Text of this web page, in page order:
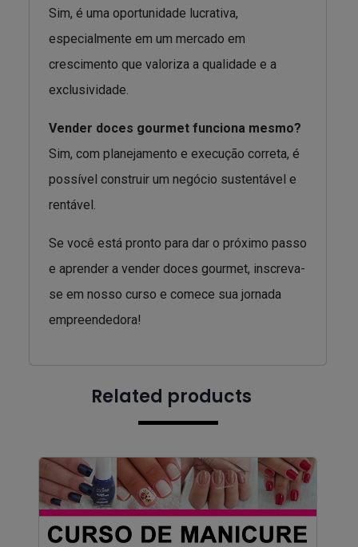
Sim, é uma oportunidade lucrativa,
especialmente em um mercado em
crescimento que valoriza a qualidade e a
exclusividade.
Vender doces gourmet funciona mesmo?
Sim, com planejamento e execução correta, é
possível construir um negócio sustentável e
rentável.
Se você está pronto para dar o próximo passo
e aprender a vender doces gourmet, inscreva-
se em nosso curso e comece sua jornada
empreendedora!
Related products